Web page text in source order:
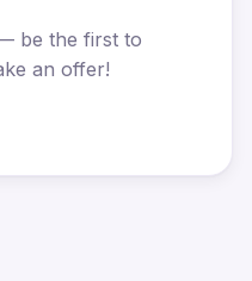
be the first to
an offer!